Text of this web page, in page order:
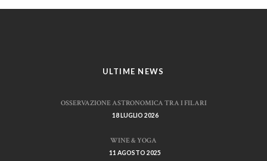
ULTIME NEWS
OSSERVAZIONE ASTRONOMICA TRA I FILARI
18 LUGLIO 2026
WINE & YOGA
11 AGOSTO 2025